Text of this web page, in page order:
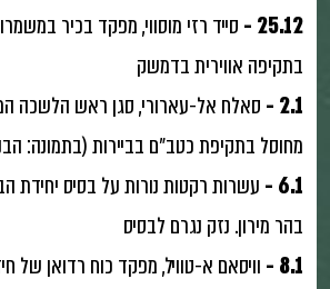
25.12 -
סייד רזי מוסווי, מפקד בכיר
בתקיפה אווירית בדמשק
2.1 -
סאלח אל-עארורי, סגן ראש הלשכה
מחוסל בתקיפת כטב״ם בביירות (בתמונה:
6.1 -
עשרות רקטות נורות על בסיס יחידת
בהר מירון. נזק נגרם לבסיס
8.1 -
וויסאם א-טוויל, מפקד כוח רדואן של